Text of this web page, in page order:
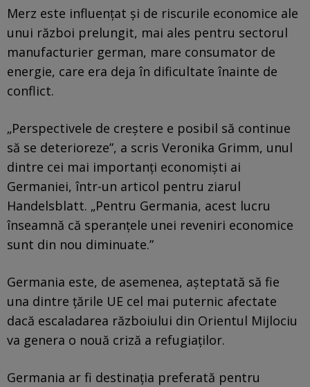
Merz este influențat și de riscurile economice ale
unui război prelungit, mai ales pentru sectorul
manufacturier german, mare consumator de
energie, care era deja în dificultate înainte de
conflict.
„Perspectivele de creștere e posibil să continue
să se deterioreze”, a scris Veronika Grimm, unul
dintre cei mai importanți economiști ai
Germaniei, într-un articol pentru ziarul
Handelsblatt. „Pentru Germania, acest lucru
înseamnă că speranțele unei reveniri economice
sunt din nou diminuate.”
Germania este, de asemenea, așteptată să fie
una dintre țările UE cel mai puternic afectate
dacă escaladarea războiului din Orientul Mijlociu
va genera o nouă criză a refugiaților.
Germania ar fi destinația preferată pentru